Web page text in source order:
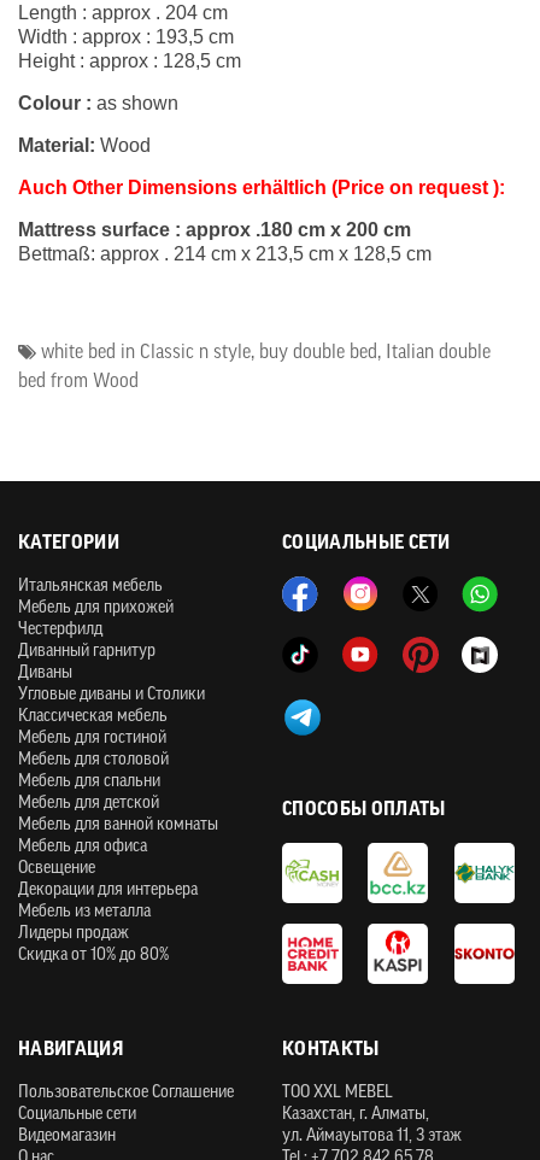
Length : approx . 204 cm
Width : approx : 193,5 cm
Height : approx : 128,5 cm
Colour : as shown
Material: Wood
Auch Other Dimensions erhältlich (Price on request ):
Mattress surface : approx .180 cm x 200 cm
Bettmaß: approx . 214 cm x 213,5 cm x 128,5 cm
white bed in Classic n style, buy double bed, Italian double
bed from Wood
СОЦИАЛЬНЫЕ СЕТИ
КАТЕГОРИИ
Итальянская мебель
Мебель для прихожей
Честерфилд
Диванный гарнитур
Диваны
Угловые диваны и Столики
Классическая мебель
Мебель для гостиной
Мебель для столовой
Мебель для спальни
Мебель для детской
Мебель для ванной комнаты
Мебель для офиса
Освещение
Декорации для интерьера
Мебель из металла
Лидеры продаж
Скидка от 10% до 80%
НАВИГАЦИЯ
Пользовательское Соглашение
Социальные сети
Видеомагазин
СПОСОБЫ ОПЛАТЫ
КОНТАКТЫ
ТOO XXL MEBEL
Казахстан, г. Алматы,
ул. Аймауытова 11, 3 этаж